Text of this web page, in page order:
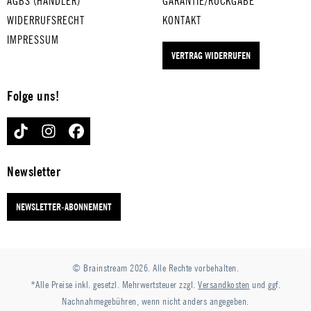
WIDERRUFSRECHT
IMPRESSUM
KONTAKT
VERTRAG WIDERRUFEN
Folge uns!
TIKTOK INSTAGRAMFACEBOOK
Newsletter
NEWSLETTER-ABONNEMENT
© Brainstream 2026. Alle Rechte vorbehalten.
*Alle Preise inkl. gesetzl. Mehrwertsteuer zzgl.Versandkosten und ggf.
Nachnahmegebühren, wenn nicht anders angegeben.